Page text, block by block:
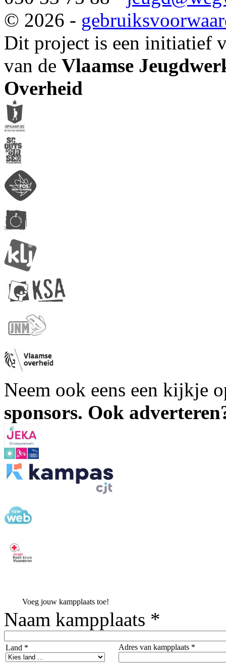
© 2026 -
Dit project is een initiatief
van de Vlaamse
Overheid
Neem ook eens een kijkje
sponsors. Ook
Voeg jouw kampplaats toe!
Naam kampplaats *
Land * Adres van kampplaats *